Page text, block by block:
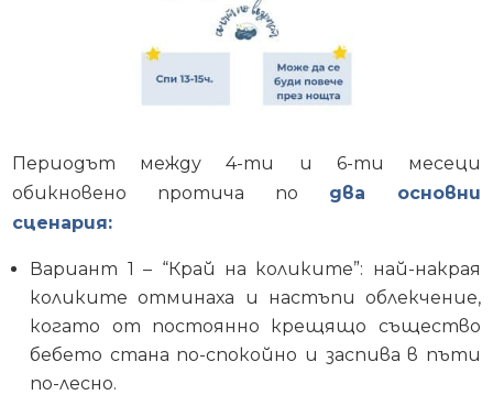
Периодът между 4-ти и 6-ти месеци
обикновено протича по два основни
сценария:
Вариант 1 – “Край на коликите”: най-накрая
коликите отминаха и настъпи облекчение,
когато от постоянно крещящо същество
бебето стана по-спокойно и заспива в пъти
по-лесно.